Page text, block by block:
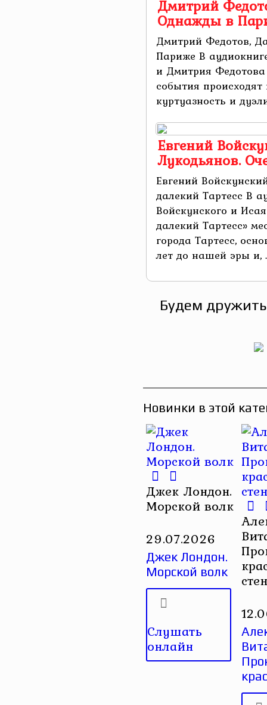
Дмитрий
Однажды в
Дмитрий Федотов,
Париже В
и Дмитрия
события
куртуазность и
Евгений
Лукодьянов.
Евгений
далекий Тартесс В
Войскунского и
далекий Тартесс»
города Тартесс,
лет до нашей эры и,
Будем
Новинки в этой
Джек Лондон.
Морской волк
29.07.2026
Джек Лондон.
Морской волк
Слушать
онлайн